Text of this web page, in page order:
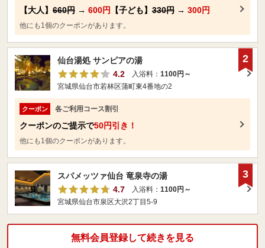
【大人】 660円 → 600円 【子ども】 330円 → 300円
他にも1個のクーポンがあります。
仙台湯処 サンピアの湯
4.2
入浴料： 1100円～
宮城県仙台市若林区蒲町東4番地の2
クーポン 各ご利用コース割引
クーポンのご提示で50円引き！
他にも1個のクーポンがあります。
2
スパメッツァ仙台 竜泉寺の湯
4.7
入浴料： 1100円～
宮城県仙台市泉区大沢2丁目5-9
3
無料会員登録して続きを見る